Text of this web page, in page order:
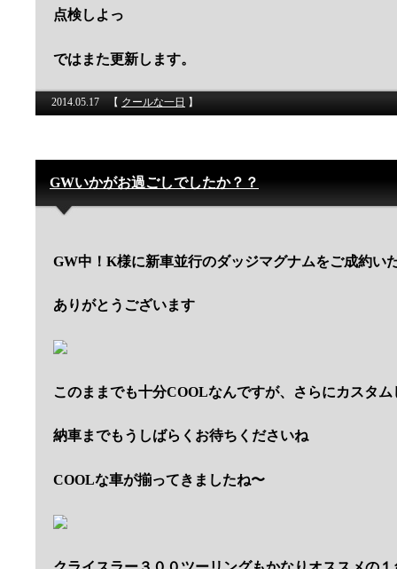
点検しよっ
ではまた更新します。
2014.05.17 【 クールな一日 】
GWいかがお過ごしでしたか？？
GW中！K様に新車並行のダッジマグナムをご成約い
ありがとうございます
このままでも十分COOLなんですが、さらにカスタ
納車までもうしばらくお待ちくださいね
COOLな車が揃ってきましたね〜